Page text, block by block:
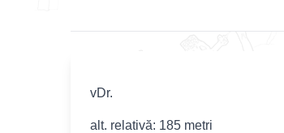
vDr.
alt. relativă: 185 metri